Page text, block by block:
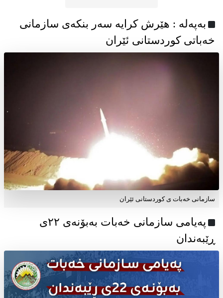
به‌په‌له‌ : هێرش کرایە سەر بنکەی سازمانی
خەباتی کوردستانی ئێران
سازمانی خەبات ی کوردستانی ئێران
پەیامی سازمانی خەبات بەبۆنەی ۲۲ی
ڕێبەندان